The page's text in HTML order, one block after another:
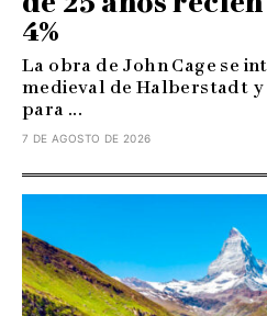
4%
La obra de John Cage se
medieval de Halberstadt y
para ...
7 DE AGOSTO DE 2026